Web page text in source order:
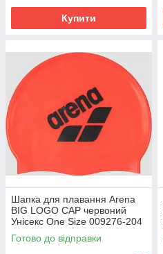
Купити
Шапка для плавання Arena
BIG LOGO CAP червоний
Унісекс One Size 009276-204
Готово до відправки